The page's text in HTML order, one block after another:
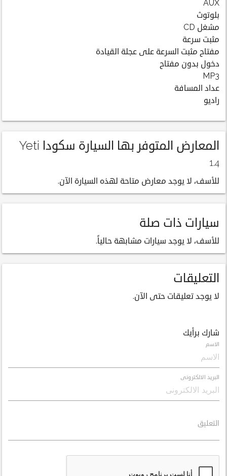
AUX
بلوتوث
مشغل CD
مثبت سرعة
مفتاح مثبت السرعة على عجلة القيادة
دخول بدون مفتاح
MP3
عداد المسافة
راديو
المعارض المتوفر بها السيارة سكودا Yeti
1.4
للأسف، لا يوجد معارض متاحة لهذه السيارة الآن.
سيارات ذات صلة
للأسف، لا يوجد سيارات مشابهة حالياً.
التعليقات
لا يوجد تعليقات حتى الآن.
شارك برأيك
الاسم
البريد الالكترونى
التعليق